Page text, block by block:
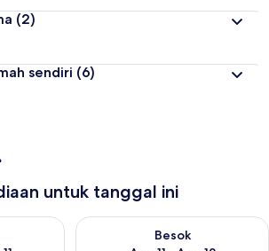
(2)
sendiri (6)
untuk tanggal ini
malam ini Agu 10 - Agu 11
Besok
Periksa ketersediaan untuk